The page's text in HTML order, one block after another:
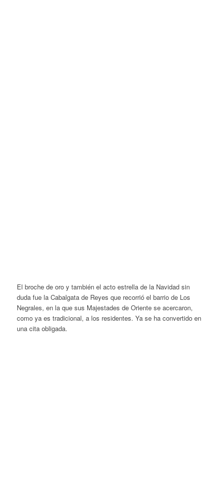
El broche de oro y también el acto estrella de la Navidad sin
duda fue la Cabalgata de Reyes que recorrió el barrio de Los
Negrales, en la que sus Majestades de Oriente se acercaron,
como ya es tradicional, a los residentes. Ya se ha convertido en
una cita obligada.